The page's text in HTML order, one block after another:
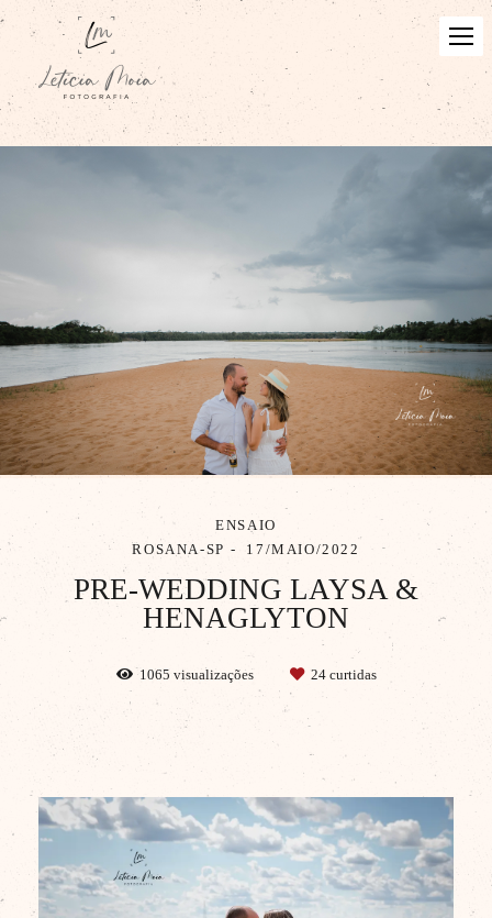
ENSAIO
ROSANA-SP
17/MAIO/2022
PRE-WEDDING LAYSA &
HENAGLYTON
1065 visualizações 24curtidas